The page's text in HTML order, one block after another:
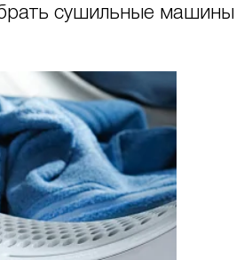
сушильные машины